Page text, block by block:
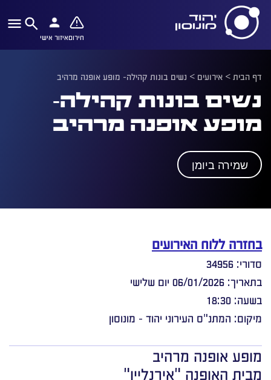
חירוםאיזור אישי
דף הבית> אירועים > נשים בונות קהילה- מופע אופנה מרהיב
נשים בונות קהילה-
מופע אופנה מרהיב
שמירה ביומן
בחזרה ללוח האירועים
סדורי: 34956
בתאריך: 06/01/2026 יום שלישי
בשעה: 18:30
מיקום: המתנ"ס העירוני יהוד - מונוסון
מופע אופנה מרהיב
מבית האופנה "אירנליין"